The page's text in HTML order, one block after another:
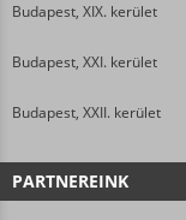
Budapest, XIX. kerület
Budapest, XXI. kerület
Budapest, XXII. kerület
PARTNEREINK